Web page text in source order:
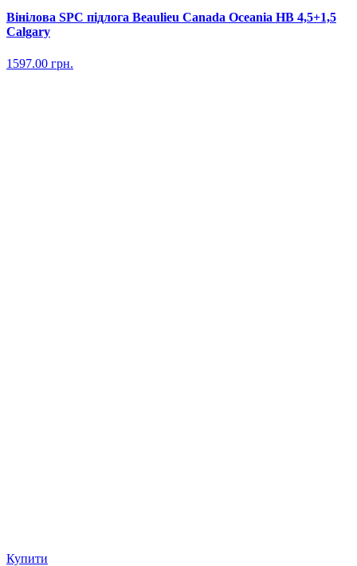
Вінілова SPC підлога Beaulieu Canada Oceania HB 4,5+1,5
Calgary
1597.00 грн.
Купити